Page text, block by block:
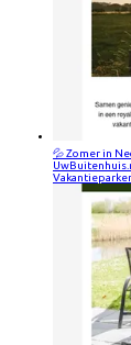
💦 Zomer in